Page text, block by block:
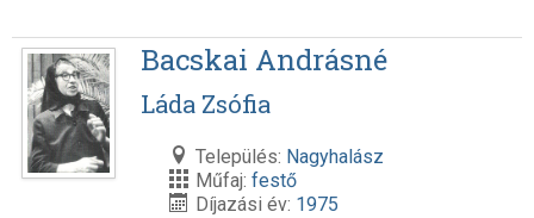
Bacskai Andrásné
Láda Zsófia
Település: Nagyhalász
Műfaj: festő
Díjazási év: 1975